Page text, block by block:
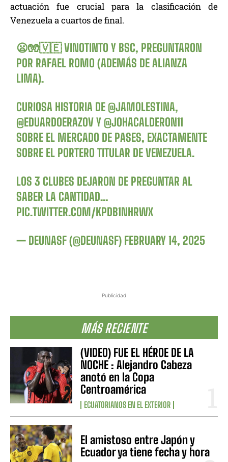
Publicidad
MÁS RECIENTE
(VIDEO) FUE EL HÉROE DE LA
NOCHE : Alejandro Cabeza
anotó en la Copa
Centroamérica
ECUATORIANOS EN EL EXTERIOR
El amistoso entre Japón y
Ecuador ya tiene fecha y hora
actuación fue crucial para la clasificación de
Venezuela a cuartos de final.
😦🧤🇻🇪 VINOTINTO Y BSC, PREGUNTARON
POR RAFAEL ROMO (ADEMÁS DE ALIANZA
LIMA).
CURIOSA HISTORIA DE @JAMOLESTINA,
@EDUARDOERAZOVY @JOHACALDERON11
SOBRE EL MERCADO DE PASES, EXACTAMENTE
SOBRE EL PORTERO TITULAR DE VENEZUELA.
LOS 3 CLUBES DEJARON DE PREGUNTAR AL
SABER LA CANTIDAD…
PIC.TWITTER.COM/KPDB1NHRWX
— DEUNASF (@DEUNASF) FEBRUARY 14, 2025